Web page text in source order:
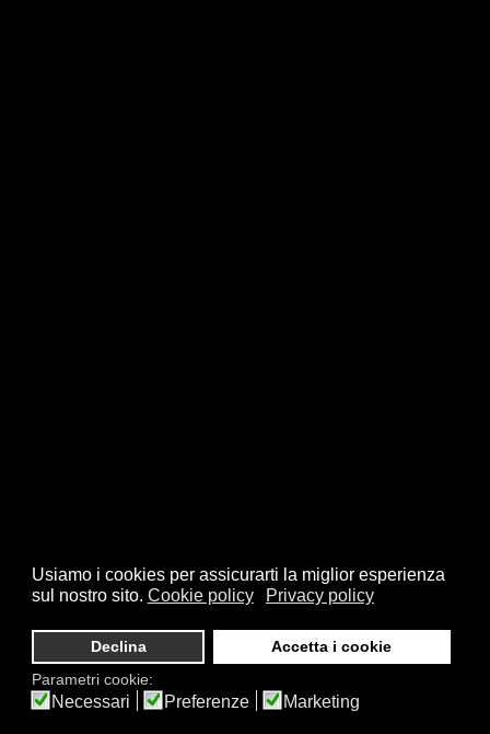
Usiamo i cookies per assicurarti la miglior esperienza
sul nostro sito. Cookie policy Privacy policy
Declina
Accetta i cookie
Parametri cookie:
Necessari Preferenze Marketing